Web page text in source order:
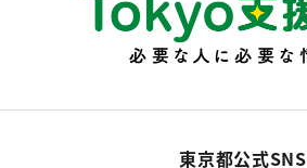
東京都公式SNS